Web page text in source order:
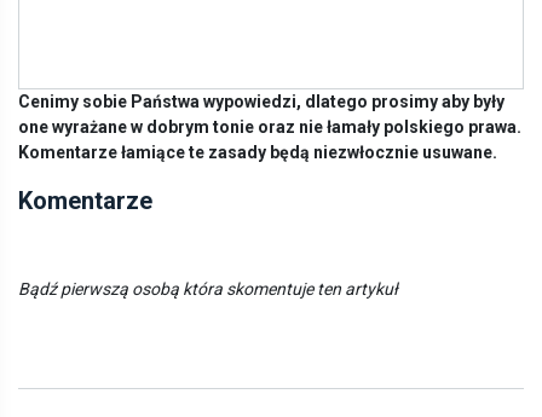
Cenimy sobie Państwa wypowiedzi, dlatego prosimy aby były
one wyrażane w dobrym tonie oraz nie łamały polskiego prawa.
Komentarze łamiące te zasady będą niezwłocznie usuwane.
Komentarze
Bądź pierwszą osobą która skomentuje ten artykuł